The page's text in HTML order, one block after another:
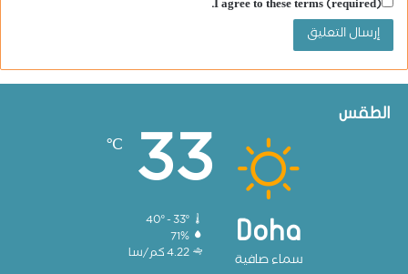
I agree to these terms (required).
الطقس
Doha
سماء صافية
33
℃
40º - 33º
71%
4.22 كم/سا